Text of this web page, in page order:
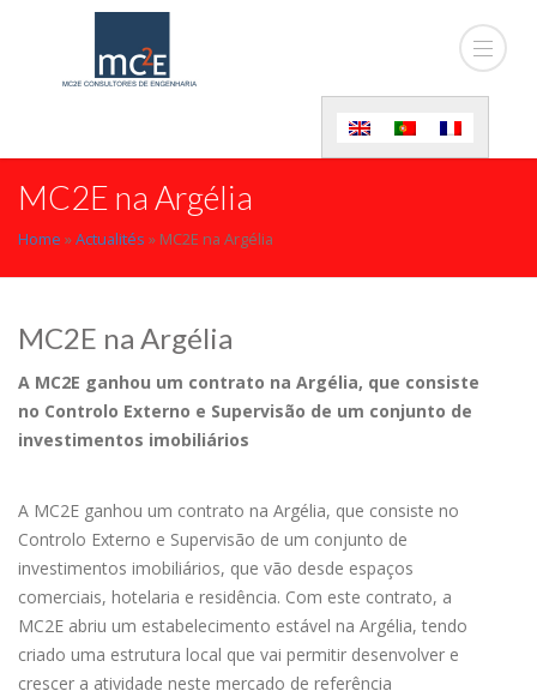
MC2E na Argélia
Home »Actualités » MC2E na Argélia
MC2E na Argélia
A MC2E ganhou um contrato na Argélia, que consiste
no Controlo Externo e Supervisão de um conjunto de
investimentos imobiliários
A MC2E ganhou um contrato na Argélia, que consiste no
Controlo Externo e Supervisão de um conjunto de
investimentos imobiliários, que vão desde espaços
comerciais, hotelaria e residência. Com este contrato, a
MC2E abriu um estabelecimento estável na Argélia, tendo
criado uma estrutura local que vai permitir desenvolver e
crescer a atividade neste mercado de referência